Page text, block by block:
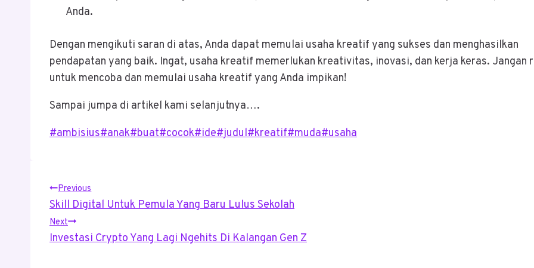
Anda.
Dengan mengikuti saran di atas, Anda dapat memulai usaha kreatif yang sukses dan menghasilkan
pendapatan yang baik. Ingat, usaha kreatif memerlukan kreativitas, inovasi, dan kerja keras. Jangan
untuk mencoba dan memulai usaha kreatif yang Anda impikan!
Sampai jumpa di artikel kami selanjutnya….
Post
#ambisius#anak#buat#cocok#ide#judul#kreatif#muda#usaha
Post
Navigation
Previous
Skill Digital Untuk Pemula Yang Baru Lulus Sekolah
Next
Investasi Crypto Yang Lagi Ngehits Di Kalangan Gen Z